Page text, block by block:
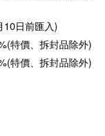
10日前匯入)
特價、拆封品除外)
特價、拆封品除外)